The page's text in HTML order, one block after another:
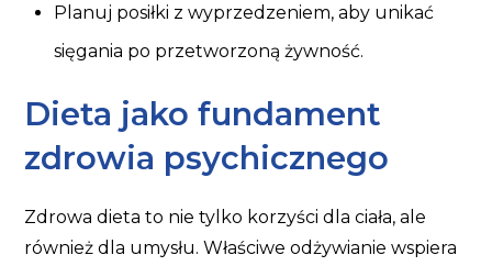
Planuj posiłki z wyprzedzeniem, aby unikać
sięgania po przetworzoną żywność.
Dieta jako fundament
zdrowia psychicznego
Zdrowa dieta to nie tylko korzyści dla ciała, ale
również dla umysłu. Właściwe odżywianie wspiera